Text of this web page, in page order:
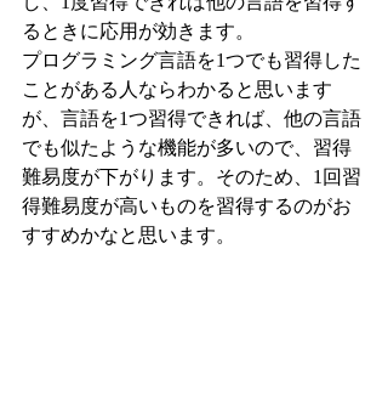
るときに応用が効きます。
プログラミング言語を1つでも習得した
ことがある人ならわかると思います
が、言語を1つ習得できれば、他の言語
でも似たような機能が多いので、習得
難易度が下がります。そのため、1回習
得難易度が高いものを習得するのがお
すすめかなと思います。